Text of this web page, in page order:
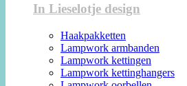
In Lieselotje design
Haakpakketten
Lampwork armbanden
Lampwork kettingen
Lampwork kettinghangers